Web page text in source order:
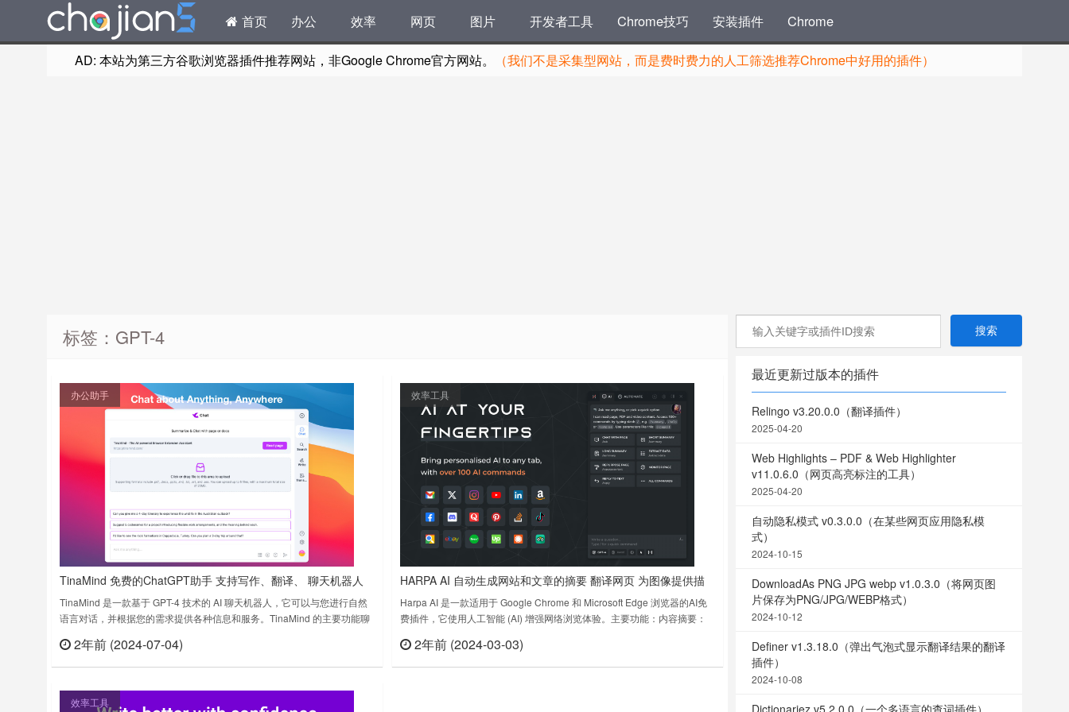
首页 办公 效率 网页 图片 开发者工具 Chrome技巧 安装插件 Chrome
AD: 本站为第三方谷歌浏览器插件推荐网站，非Google Chrome官方网站。 （我们不是采集型网站，而是费时费力的人工筛选推荐Chrome中好用的插件）
标签：GPT-4
办公助手
TinaMind 免费的ChatGPT助手 支持写作、翻译、 聊天机器人
TinaMind 是一款基于 GPT-4 技术的 AI 聊天机器人，它可以与您进行自然
语言对话，并根据您的需求提供各种信息和服务。TinaMind 的主要功能聊
复。您可以与它聊天、提问、寻求建议等。信息检索: TinaMind 可以帮助您
检索各种信息，包括新闻、天……
2年前 (2024-07-04)
效率工具
HARPA AI 自动生成网站和文章的摘要 翻译网页 为图像提供描
述
Harpa AI 是一款适用于 Google Chrome 和 Microsoft Edge 浏览器的AI免
费插件，它使用人工智能 (AI) 增强网络浏览体验。主要功能：内容摘要：
翻译：该插件可以翻译网页和文本，支持多种语言。图像描述：Harpa AI
可以为图像提……
2年前 (2024-03-03)
效率工具
最近更新过版本的插件
Relingo v3.20.0.0（翻译插件）
2025-04-20
Web Highlights – PDF & Web Highlighter
v11.0.6.0（网页高亮标注的工具）
2025-04-20
自动隐私模式 v0.3.0.0（在某些网页应用隐私模
式）
2024-10-15
DownloadAs PNG JPG webp v1.0.3.0（将网页图
片保存为PNG/JPG/WEBP格式）
2024-10-12
Definer v1.3.18.0（弹出气泡式显示翻译结果的翻译
插件）
2024-10-08
Dictionariez v5.2.0.0（一个多语言的查词插件）